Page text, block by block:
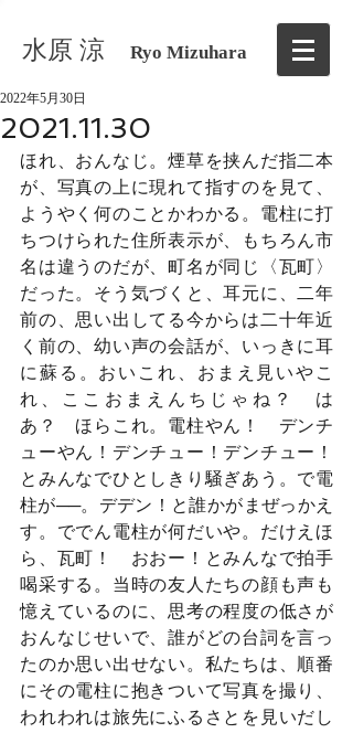
水原 涼 Ryo Mizuhara
2021.11.30
2022年5月30日
ほれ、おんなじ。煙草を挟んだ指二本
が、写真の上に現れて指すのを見て、
ようやく何のことかわかる。電柱に打
ちつけられた住所表示が、もちろん市
名は違うのだが、町名が同じ〈瓦町〉
だった。そう気づくと、耳元に、二年
前の、思い出してる今からは二十年近
く前の、幼い声の会話が、いっきに耳
に蘇る。おいこれ、おまえ見いやこ
れ、ここおまえんちじゃね？　は
あ？　ほらこれ。電柱やん！　デンチ
ューやん！デンチュー！デンチュー！
とみんなでひとしきり騒ぎあう。で電
柱が──。デデン！と誰かがまぜっかえ
す。ででん電柱が何だいや。だけえほ
ら、瓦町！　おおー！とみんなで拍手
喝采する。当時の友人たちの顔も声も
憶えているのに、思考の程度の低さが
おんなじせいで、誰がどの台詞を言っ
たのか思い出せない。私たちは、順番
にその電柱に抱きついて写真を撮り、
われわれは旅先にふるさとを見いだし